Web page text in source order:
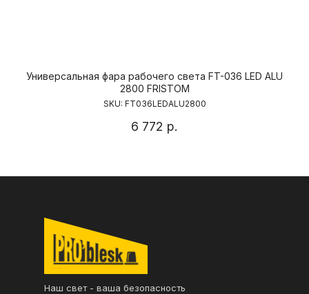
Универсальная фара рабочего света FT-036 LED ALU
2800 FRISTOM
SKU: FT036LEDALU2800
6 772 р.
Наш свет - ваша безопасность